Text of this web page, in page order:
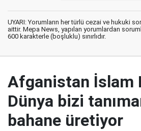
UYARI: Yorumların her türlü cezai ve hukuki
aittir. Mepa News, yapılan yorumlardan
600 karakterle (boşluklu) sınırlıdır.
Afganistan İslam
Dünya bizi
bahane üretiyor